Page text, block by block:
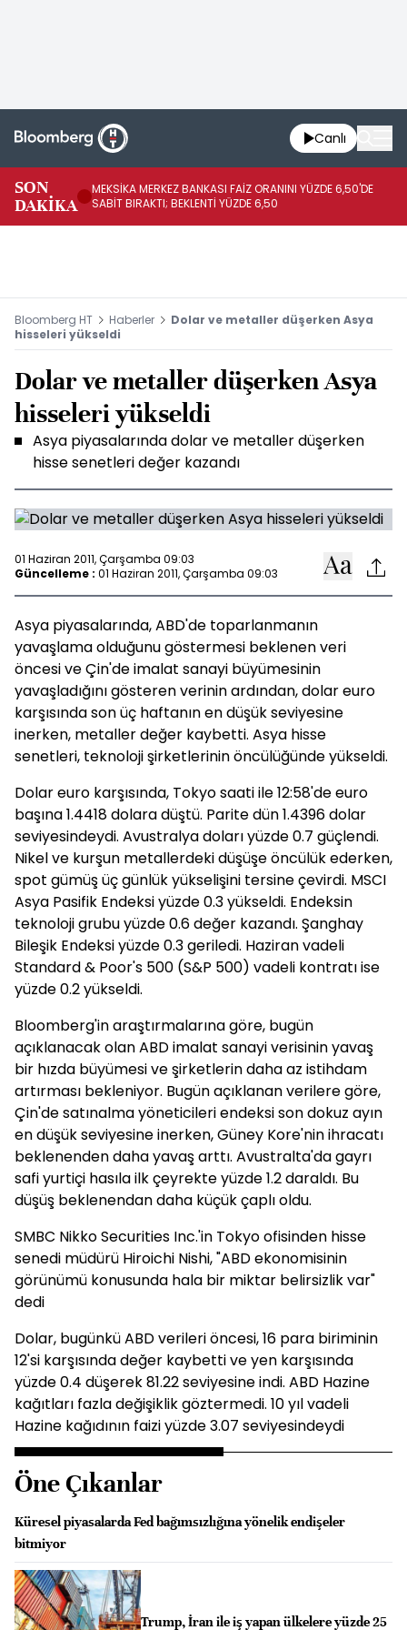
Canlı
SON
DAKİKA
MEKSİKA MERKEZ BANKASI FAİZ ORANINI YÜZDE 6,50'DE
SABİT BIRAKTI; BEKLENTİ YÜZDE 6,50
Bloomberg HT Haberler
Dolar ve metaller düşerken Asya
hisseleri yükseldi
Dolar ve metaller düşerken Asya
hisseleri yükseldi
Asya piyasalarında dolar ve metaller düşerken
hisse senetleri değer kazandı
01 Haziran 2011, Çarşamba 09:03
Güncelleme : 01 Haziran 2011, Çarşamba 09:03
Asya piyasalarında, ABD'de toparlanmanın
yavaşlama olduğunu göstermesi beklenen veri
öncesi ve Çin'de imalat sanayi büyümesinin
yavaşladığını gösteren verinin ardından, dolar euro
karşısında son üç haftanın en düşük seviyesine
inerken, metaller değer kaybetti. Asya hisse
senetleri, teknoloji şirketlerinin öncülüğünde yükseldi.
Dolar euro karşısında, Tokyo saati ile 12:58'de euro
başına 1.4418 dolara düştü. Parite dün 1.4396 dolar
seviyesindeydi. Avustralya doları yüzde 0.7 güçlendi.
Nikel ve kurşun metallerdeki düşüşe öncülük ederken,
spot gümüş üç günlük yükselişini tersine çevirdi. MSCI
Asya Pasifik Endeksi yüzde 0.3 yükseldi. Endeksin
teknoloji grubu yüzde 0.6 değer kazandı. Şanghay
Bileşik Endeksi yüzde 0.3 geriledi. Haziran vadeli
Standard & Poor's 500 (S&P 500) vadeli kontratı ise
yüzde 0.2 yükseldi.
Bloomberg'in araştırmalarına göre, bugün
açıklanacak olan ABD imalat sanayi verisinin yavaş
bir hızda büyümesi ve şirketlerin daha az istihdam
artırması bekleniyor. Bugün açıklanan verilere göre,
Çin'de satınalma yöneticileri endeksi son dokuz ayın
en düşük seviyesine inerken, Güney Kore'nin ihracatı
beklenenden daha yavaş arttı. Avustralta'da gayrı
safi yurtiçi hasıla ilk çeyrekte yüzde 1.2 daraldı. Bu
düşüş beklenendan daha küçük çaplı oldu.
SMBC Nikko Securities Inc.'in Tokyo ofisinden hisse
senedi müdürü Hiroichi Nishi, "ABD ekonomisinin
görünümü konusunda hala bir miktar belirsizlik var"
dedi
Dolar, bugünkü ABD verileri öncesi, 16 para biriminin
12'si karşısında değer kaybetti ve yen karşısında
yüzde 0.4 düşerek 81.22 seviyesine indi. ABD Hazine
kağıtları fazla değişiklik göztermedi. 10 yıl vadeli
Hazine kağıdının faizi yüzde 3.07 seviyesindeydi
Öne Çıkanlar
Küresel piyasalarda Fed bağımsızlığına yönelik endişeler
bitmiyor
Trump, İran ile iş yapan ülkelere yüzde 25